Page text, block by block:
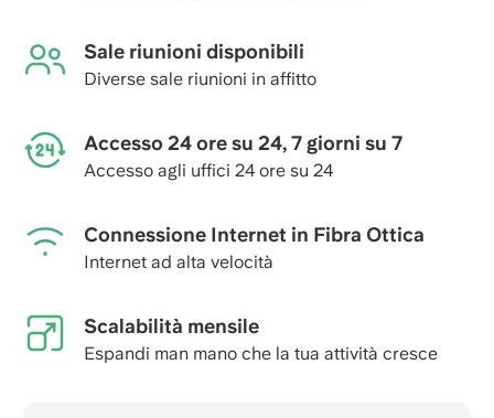
Sale riunioni disponibili
Diverse sale riunioni in affitto
Accesso 24 ore su 24, 7 giorni su 7
Accesso agli uffici 24 ore su 24
Connessione Internet in Fibra Ottica
Internet ad alta velocità
Scalabilità mensile
Espandi man mano che la tua attività cresce